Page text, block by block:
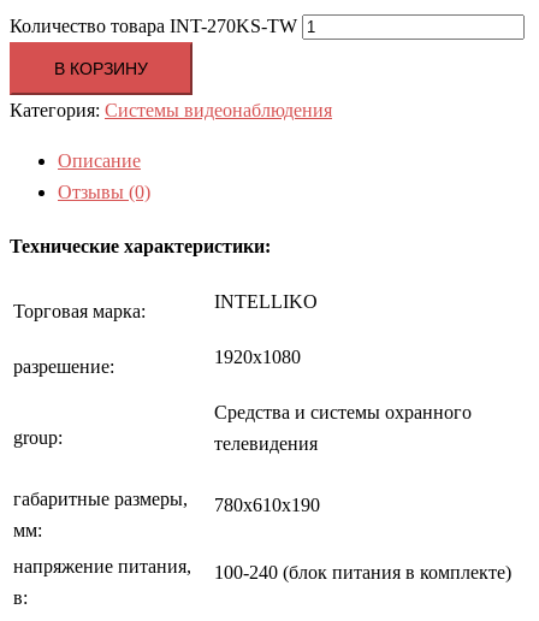
Количество товара INT-270KS-TW
В КОРЗИНУ
Категория: Системы видеонаблюдения
Описание
Отзывы (0)
Технические характеристики:
Торговая марка: INTELLIKO
разрешение: 1920х1080
group:
Средства и системы охранного
телевидения
габаритные размеры,
мм:
780х610х190
напряжение питания,
в:
100-240 (блок питания в комплекте)